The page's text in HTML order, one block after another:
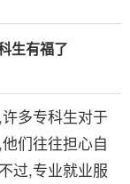
生有福了
多专科生对于
们往往担心自
过,专业就业服